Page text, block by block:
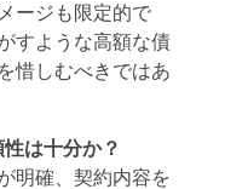
ージも限定的で
すような高額な債
惜しむべきではあ
は十分か？
明確、契約内容を